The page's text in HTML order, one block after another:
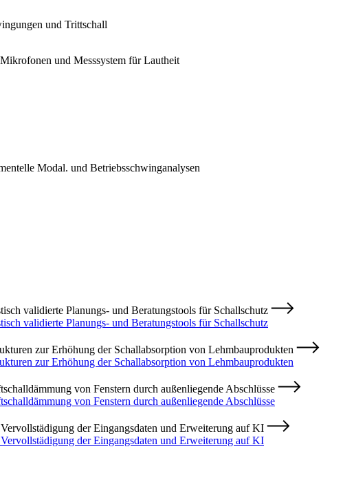
und Trittschall
und Messsystem für Lautheit
Modal. und Betriebsschwinganalysen
validierte Planungs- und Beratungstools für Schallschutz
validierte Planungs- und Beratungstools für Schallschutz
zur Erhöhung der Schallabsorption von Lehmbauprodukten
zur Erhöhung der Schallabsorption von Lehmbauprodukten
von Fenstern durch außenliegende Abschlüsse
von Fenstern durch außenliegende Abschlüsse
der Eingangsdaten und Erweiterung auf KI
der Eingangsdaten und Erweiterung auf KI